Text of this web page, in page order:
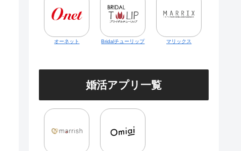
オーネット Bridalチューリップ マリックス
婚活アプリ一覧